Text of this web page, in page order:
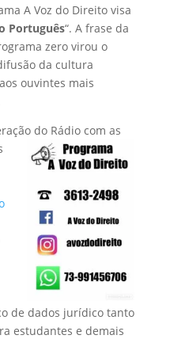
A Voz do Direito visa
Português“. A frase da
zero virou o
da cultura
ouvintes mais
do Rádio com as
de dados jurídico tanto
estudantes e demais